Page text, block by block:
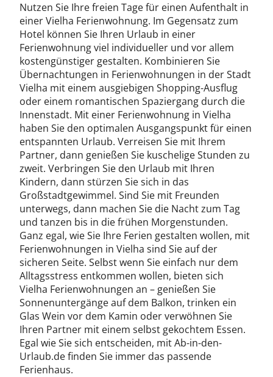
Nutzen Sie Ihre freien Tage für einen Aufenthalt in
einer Vielha Ferienwohnung. Im Gegensatz zum
Hotel können Sie Ihren Urlaub in einer
Ferienwohnung viel individueller und vor allem
kostengünstiger gestalten. Kombinieren Sie
Übernachtungen in Ferienwohnungen in der Stadt
Vielha mit einem ausgiebigen Shopping-Ausflug
oder einem romantischen Spaziergang durch die
Innenstadt. Mit einer Ferienwohnung in Vielha
haben Sie den optimalen Ausgangspunkt für einen
entspannten Urlaub. Verreisen Sie mit Ihrem
Partner, dann genießen Sie kuschelige Stunden zu
zweit. Verbringen Sie den Urlaub mit Ihren
Kindern, dann stürzen Sie sich in das
Großstadtgewimmel. Sind Sie mit Freunden
unterwegs, dann machen Sie die Nacht zum Tag
und tanzen bis in die frühen Morgenstunden.
Ganz egal, wie Sie Ihre Ferien gestalten wollen, mit
Ferienwohnungen in Vielha sind Sie auf der
sicheren Seite. Selbst wenn Sie einfach nur dem
Alltagsstress entkommen wollen, bieten sich
Vielha Ferienwohnungen an – genießen Sie
Sonnenuntergänge auf dem Balkon, trinken ein
Glas Wein vor dem Kamin oder verwöhnen Sie
Ihren Partner mit einem selbst gekochtem Essen.
Egal wie Sie sich entscheiden, mit Ab-in-den-
Urlaub.de finden Sie immer das passende
Ferienhaus.